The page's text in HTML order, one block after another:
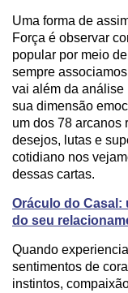
Uma forma de
Força é observar
popular por meio
sempre
vai além da análise
sua dimensão
um dos 78 arcanos
desejos, lutas e
cotidiano nos
dessas cartas.
Oráculo do Casal:
do seu
Quando
sentimentos de
instintos,